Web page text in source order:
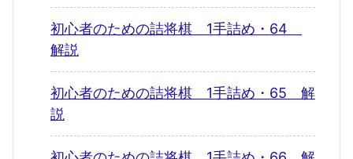
初心者のための詰将棋 1手詰め・64
解説
初心者のための詰将棋 1手詰め・65 解
説